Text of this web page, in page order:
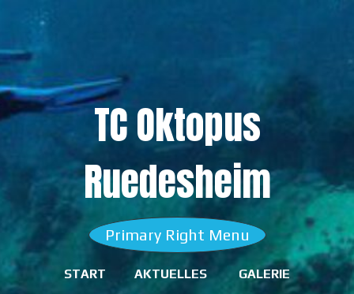
content
TC Oktopus
Ruedesheim
Primary Right Menu
START AKTUELLES GALERIE